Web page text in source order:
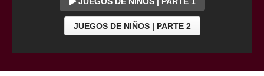
JUEGOS DE NIÑOS | PARTE 2